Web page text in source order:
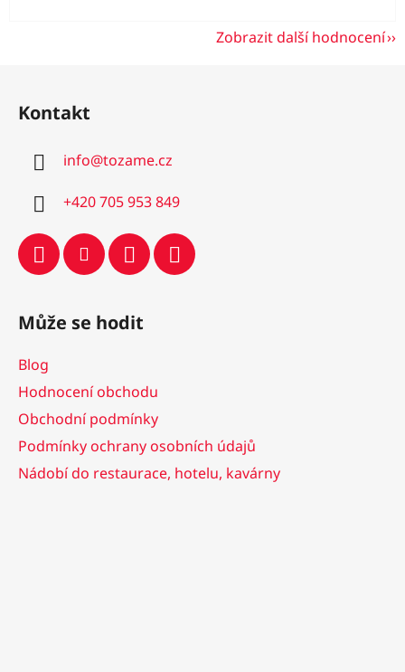
Zobrazit další hodnocení
Kontakt
info@tozame.cz
+420 705 953 849
Může se hodit
Blog
Hodnocení obchodu
Obchodní podmínky
Podmínky ochrany osobních údajů
Nádobí do restaurace, hotelu, kavárny